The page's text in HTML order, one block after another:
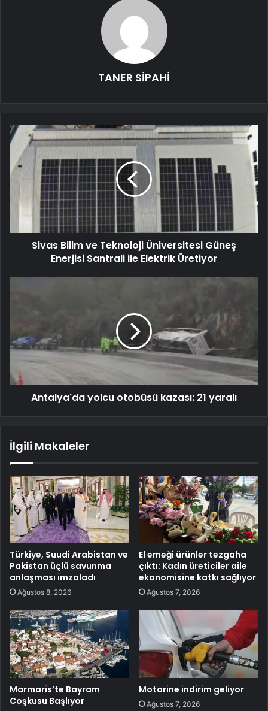
TANER SİPAHİ
Sivas Bilim ve Teknoloji Üniversitesi Güneş
Enerjisi Santrali ile Elektrik Üretiyor
Antalya'da yolcu otobüsü kazası: 21 yaralı
İlgili Makaleler
Türkiye, Suudi Arabistan ve
Pakistan üçlü savunma
anlaşması imzaladı
Ağustos 8, 2026
El emeği ürünler tezgaha
çıktı: Kadın üreticiler aile
ekonomisine katkı sağlıyor
Ağustos 7, 2026
Marmaris’te Bayram
Coşkusu Başlıyor
Motorine indirim geliyor
Ağustos 7, 2026